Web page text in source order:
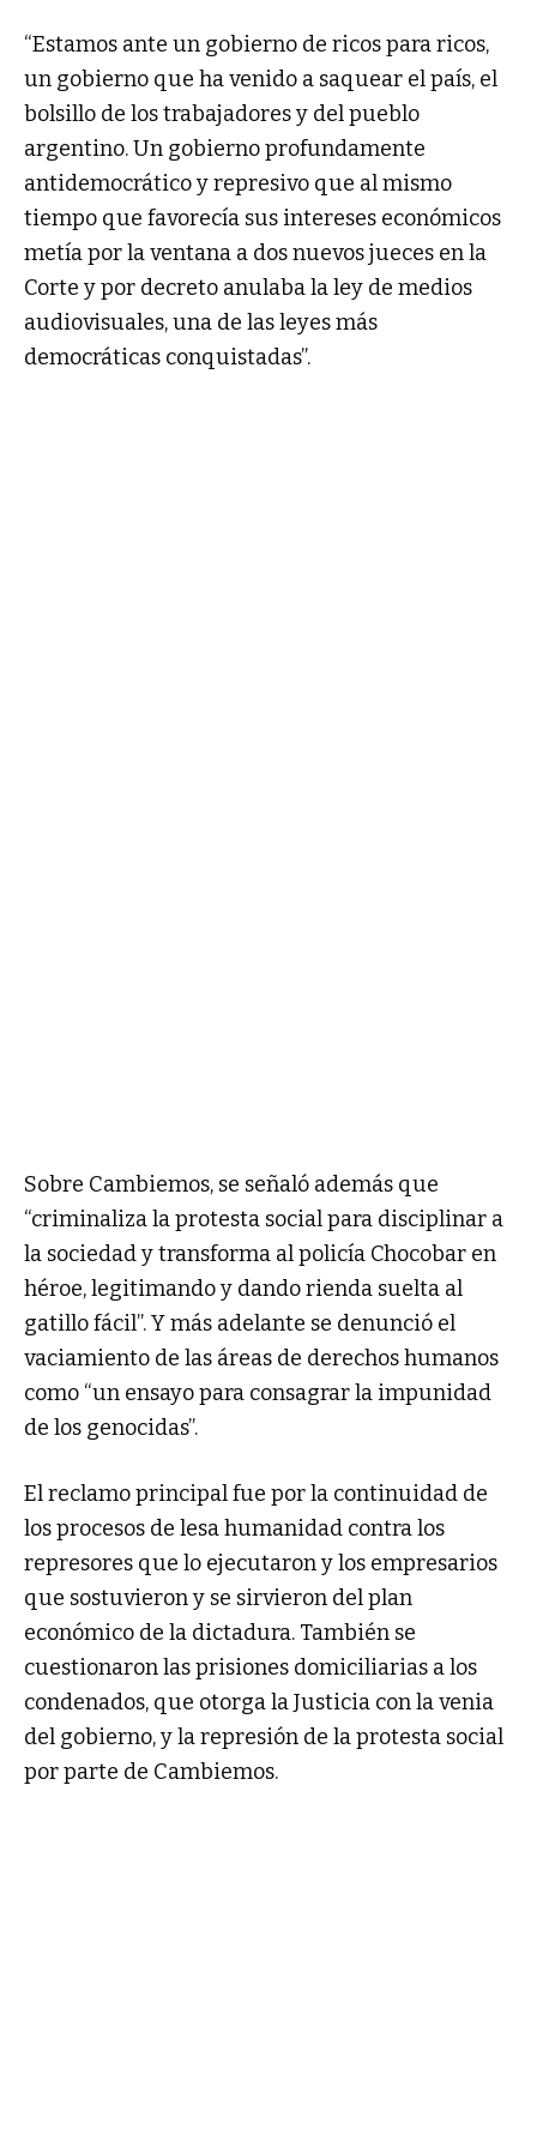
“Estamos ante un gobierno de ricos para ricos,
un gobierno que ha venido a saquear el país, el
bolsillo de los trabajadores y del pueblo
argentino. Un gobierno profundamente
antidemocrático y represivo que al mismo
tiempo que favorecía sus intereses económicos
metía por la ventana a dos nuevos jueces en la
Corte y por decreto anulaba la ley de medios
audiovisuales, una de las leyes más
democráticas conquistadas”.
Sobre Cambiemos, se señaló además que
“criminaliza la protesta social para disciplinar a
la sociedad y transforma al policía Chocobar en
héroe, legitimando y dando rienda suelta al
gatillo fácil”. Y más adelante se denunció el
vaciamiento de las áreas de derechos humanos
como “un ensayo para consagrar la impunidad
de los genocidas”.
El reclamo principal fue por la continuidad de
los procesos de lesa humanidad contra los
represores que lo ejecutaron y los empresarios
que sostuvieron y se sirvieron del plan
económico de la dictadura. También se
cuestionaron las prisiones domiciliarias a los
condenados, que otorga la Justicia con la venia
del gobierno, y la represión de la protesta social
por parte de Cambiemos.